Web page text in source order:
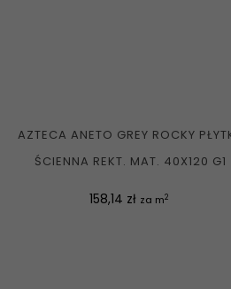
AZTECA ANETO GREY ROCKY
ŚCIENNA REKT. MAT. 40X120 G1
Cena
158,14 zł za m2